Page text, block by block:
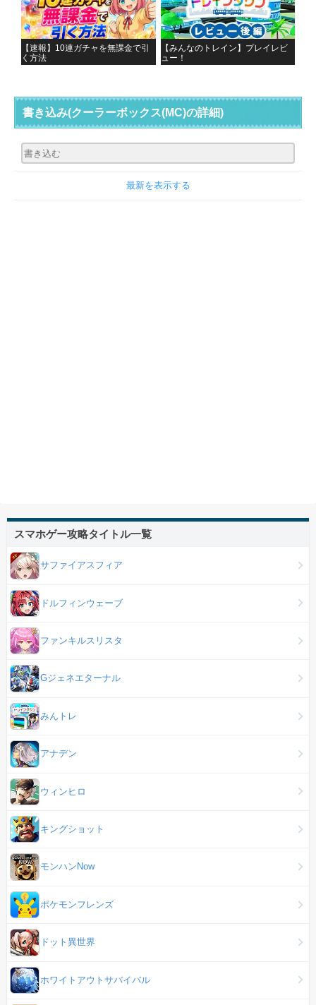
【速報】10連ガチャを無課金で引
く方法
【みんなのトレイン】プレイレビ
ュー！
書き込み(クーラーボックス(MC)の詳細)
最新を表示する
スマホゲー攻略タイトル一覧
サファイアスフィア
ドルフィンウェーブ
ファンキルスリスタ
Gジェネエターナル
みんトレ
アナデン
ウィンヒロ
キングショット
モンハンNow
ポケモンフレンズ
ドット異世界
ホワイトアウトサバイバル